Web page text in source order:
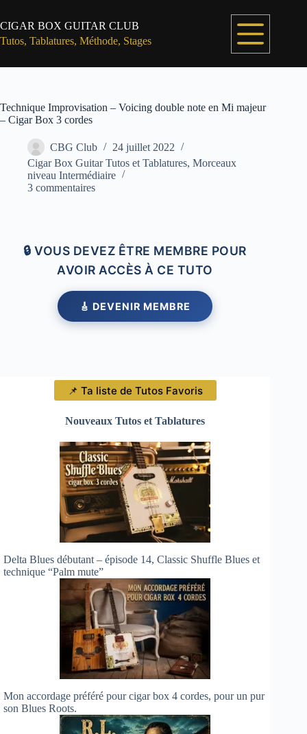
contenu
CIGAR BOX GUITAR CLUB
Tutos, Tablatures, Méthode, Stages
Technique Improvisation – Voicing double note en Mi majeur
– Cigar Box 3 cordes
CBG Club
24 juillet 2022
Cigar Box Guitar Tutos et Tablatures, Morceaux
niveau Intermédiaire
3 commentaires
🔒 VOUS DEVEZ ÊTRE MEMBRE POUR
AVOIR ACCÈS À CE TUTO
🎸 DEVENIR MEMBRE
📌 Ta liste de Tutos Favoris
Nouveaux Tutos et Tablatures
Delta Blues débutant – épisode 14, Classic Shuffle Blues et
technique “Palm mute”
Mon accordage préféré pour cigar box 4 cordes, pour un pur
son Blues Roots.